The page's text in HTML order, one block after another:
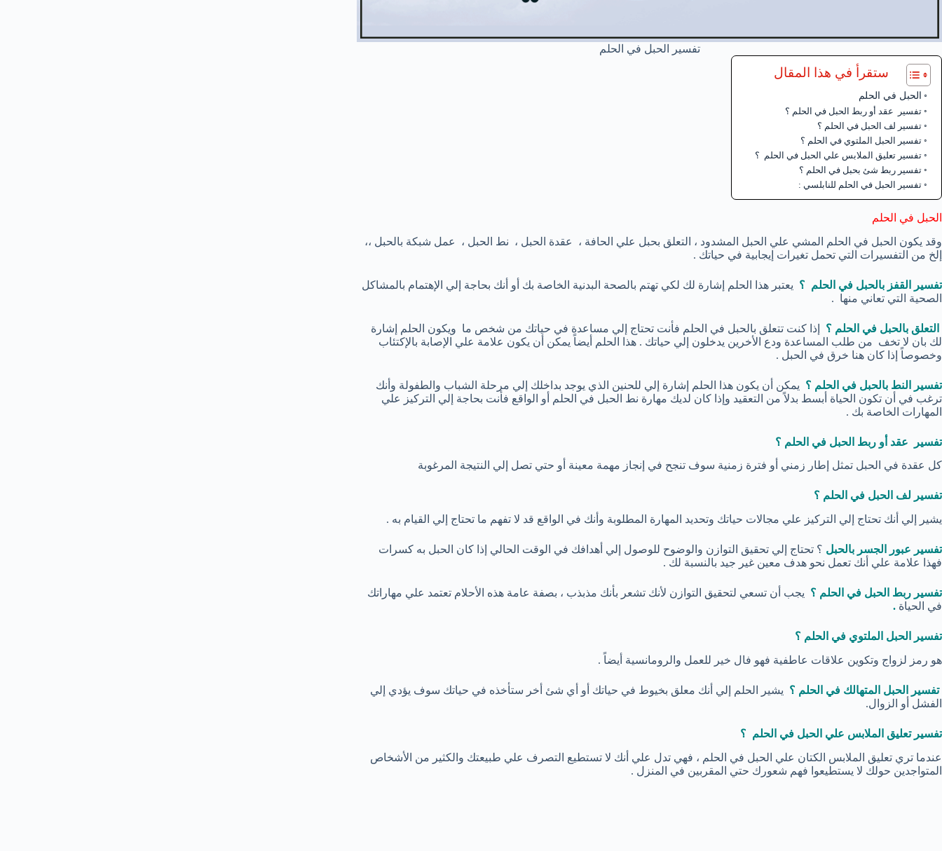
تفسير الحبل في الحلم
ستقرأ في هذا المقال
الحبل في الحلم
تفسير عقد أو ربط الحبل في الحلم ؟
تفسير لف الحبل في الحلم ؟
تفسير الحبل الملتوي في الحلم ؟
تفسير تعليق الملابس علي الحبل في الحلم ؟
تفسير ربط شئ بحبل في الحلم ؟
تفسير الحبل في الحلم للنابلسي :
الحبل في الحلم
وقد يكون الحبل في الحلم المشي علي الحبل المشدود ، التعلق بحبل علي الحافة ، عقدة الحبل ، نط الحبل ، عمل شبكة بالحبل ،،
إلخ من التفسيرات التي تحمل تغيرات إيجابية في حياتك .
تفسير القفز بالحبل في الحلم ؟ يعتبر هذا الحلم إشارة لك لكي تهتم بالصحة البدنية الخاصة بك أو أنك بحاجة إلي الإهتمام بالمشاكل
الصحية التي تعاني منها .
التعلق بالحبل في الحلم ؟ إذا كنت تتعلق بالحبل في الحلم فأنت تحتاج إلي مساعدة في حياتك من شخص ما ويكون الحلم إشارة
لك بان لا تخف من طلب المساعدة ودع الأخرين يدخلون إلي حياتك . هذا الحلم أيضاً يمكن أن يكون علامة علي الإصابة بالإكتئاب
وخصوصاً إذا كان هنا خرق في الحبل .
تفسير النط بالحبل في الحلم ؟ يمكن أن يكون هذا الحلم إشارة إلي للحنين الذي يوجد بداخلك إلي مرحلة الشباب والطفولة وأنك
ترغب في أن تكون الحياة أبسط بدلاً من التعقيد وإذا كان لديك مهارة نط الحبل في الحلم أو الواقع فأنت بحاجة إلي التركيز علي
المهارات الخاصة بك .
تفسير عقد أو ربط الحبل في الحلم ؟
كل عقدة في الحبل تمثل إطار زمني أو فترة زمنية سوف تنجح في إنجاز مهمة معينة أو حتي تصل إلي النتيجة المرغوبة
تفسير لف الحبل في الحلم ؟
يشير إلي أنك تحتاج إلي التركيز علي مجالات حياتك وتحديد المهارة المطلوبة وأنك في الواقع قد لا تفهم ما تحتاج إلي القيام به .
تفسير عبور الجسر بالحبل ؟ تحتاج إلي تحقيق التوازن والوضوح للوصول إلي أهدافك في الوقت الحالي إذا كان الحبل به كسرات
فهذا علامة علي أنك تعمل نحو هدف معين غير جيد بالنسبة لك .
تفسير ربط الحبل في الحلم ؟ يجب أن تسعي لتحقيق التوازن لأنك تشعر بأنك مذبذب ، بصفة عامة هذه الأحلام تعتمد علي مهاراتك
في الحياة .
تفسير الحبل الملتوي في الحلم ؟
هو رمز لزواج وتكوين علاقات عاطفية فهو فال خير للعمل والرومانسية أيضاً .
تفسير الحبل المتهالك في الحلم ؟ يشير الحلم إلي أنك معلق بخيوط في حياتك أو أي شئ أخر ستأخذه في حياتك سوف يؤدي إلي
الفشل أو الزوال.
تفسير تعليق الملابس علي الحبل في الحلم ؟
عندما تري تعليق الملابس الكتان علي الحبل في الحلم ، فهي تدل علي أنك لا تستطيع التصرف علي طبيعتك والكثير من الأشخاص
المتواجدين حولك لا يستطيعوا فهم شعورك حتي المقربين في المنزل .